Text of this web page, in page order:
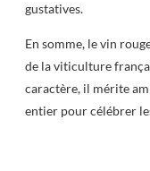
gustatives.
En somme, le vin
de la viticulture
caractère, il mérite
entier pour célébrer